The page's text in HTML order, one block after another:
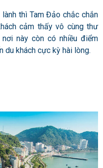
thì Tam Đảo chắc chắn
cảm thấy vô cùng thư
này còn có nhiều điểm
du khách cực kỳ hài lòng.